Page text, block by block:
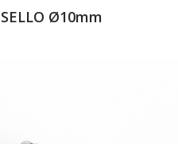
Ø10mm